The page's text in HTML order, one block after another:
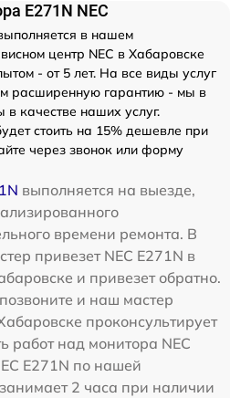
E271N NEC
в нашем
центр NEC в Хабаровске
- от 5 лет. На все виды услуг
расширенную гарантию - мы в
качестве наших услуг.
стоить на 15% дешевле при
через звонок или форму
выполняется на выезде,
времени ремонта. В
привезет NEC E271N в
и привезет обратно.
и наш мастер
проконсультирует
работ над монитора NEC
E271N по нашей
2 часа при наличии